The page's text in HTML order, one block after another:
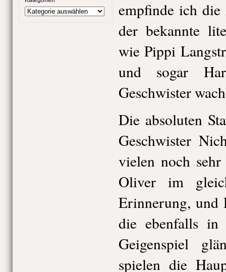
empfinde ich die
der bekannte
wie Pippi
und sogar
Geschwister
Die absoluten
Geschwister
vielen noch
Oliver im
Erinnerung, und
die ebenfalls
Geigenspiel
spielen die